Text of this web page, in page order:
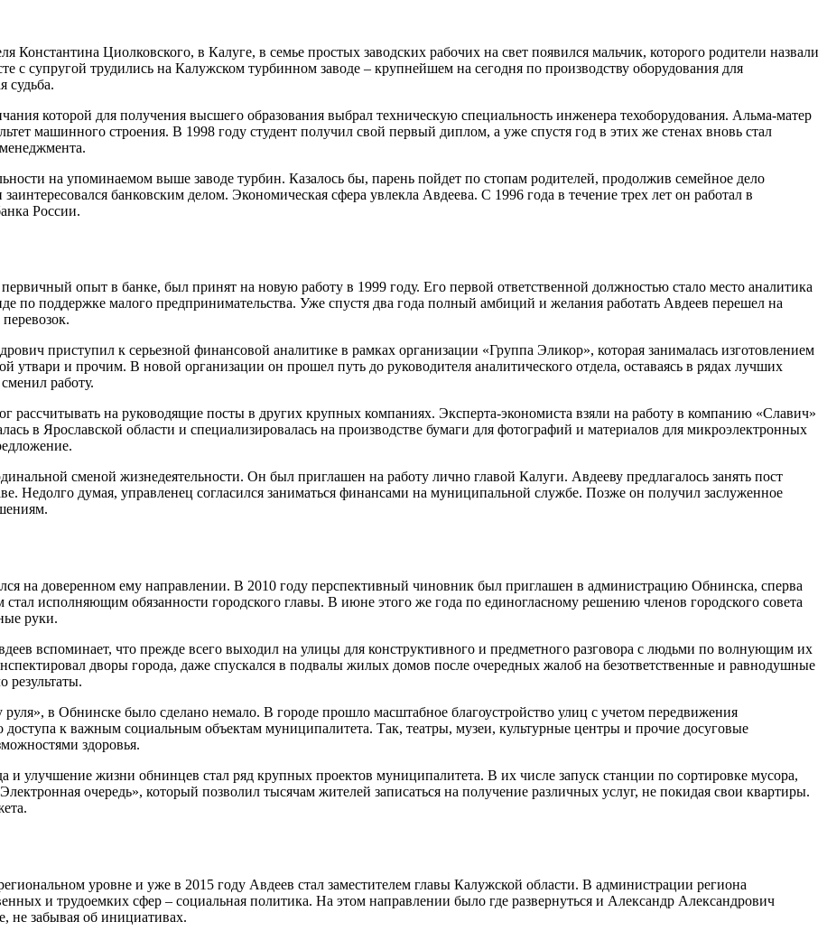
Константина Циолковского, в Калуге, в семье простых заводских рабочих на свет появился мальчик, которого родители назвали
с супругой трудились на Калужском турбинном заводе – крупнейшем на сегодня по производству оборудования для
судьба.
которой для получения высшего образования выбрал техническую специальность инженера техоборудования. Альма-матер
машинного строения. В 1998 году студент получил свой первый диплом, а уже спустя год в этих же стенах вновь стал
на упоминаемом выше заводе турбин. Казалось бы, парень пойдет по стопам родителей, продолжив семейное дело
банковским делом. Экономическая сфера увлекла Авдеева. С 1996 года в течение трех лет он работал в
России.
опыт в банке, был принят на новую работу в 1999 году. Его первой ответственной должностью стало место аналитика
по поддержке малого предпринимательства. Уже спустя два года полный амбиций и желания работать Авдеев перешел на
приступил к серьезной финансовой аналитике в рамках организации «Группа Эликор», которая занималась изготовлением
и прочим. В новой организации он прошел путь до руководителя аналитического отдела, оставаясь в рядах лучших
работу.
на руководящие посты в других крупных компаниях. Эксперта-экономиста взяли на работу в компанию «Славич»
в Ярославской области и специализировалась на производстве бумаги для фотографий и материалов для микроэлектронных
сменой жизнедеятельности. Он был приглашен на работу лично главой Калуги. Авдееву предлагалось занять пост
Недолго думая, управленец согласился заниматься финансами на муниципальной службе. Позже он получил заслуженное
на доверенном ему направлении. В 2010 году перспективный чиновник был приглашен в администрацию Обнинска, сперва
стал исполняющим обязанности городского главы. В июне этого же года по единогласному решению членов городского совета
руки.
вспоминает, что прежде всего выходил на улицы для конструктивного и предметного разговора с людьми по волнующим их
дворы города, даже спускался в подвалы жилых домов после очередных жалоб на безответственные и равнодушные
результаты.
в Обнинске было сделано немало. В городе прошло масштабное благоустройство улиц с учетом передвижения
к важным социальным объектам муниципалитета. Так, театры, музеи, культурные центры и прочие досуговые
здоровья.
и улучшение жизни обнинцев стал ряд крупных проектов муниципалитета. В их числе запуск станции по сортировке мусора,
очередь», который позволил тысячам жителей записаться на получение различных услуг, не покидая свои квартиры.
уровне и уже в 2015 году Авдеев стал заместителем главы Калужской области. В администрации региона
и трудоемких сфер – социальная политика. На этом направлении было где развернуться и Александр Александрович
не забывая об инициативах.